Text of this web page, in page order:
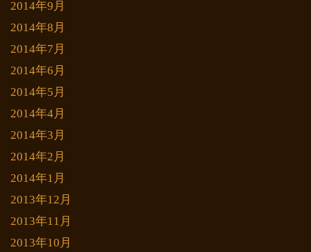
2014年9月
2014年8月
2014年7月
2014年6月
2014年5月
2014年4月
2014年3月
2014年2月
2014年1月
2013年12月
2013年11月
2013年10月